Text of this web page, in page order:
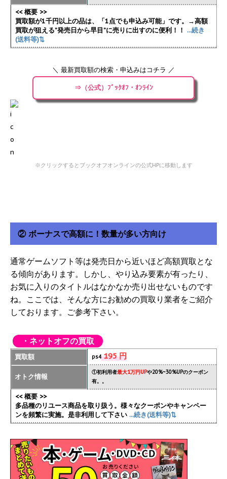
<< 概要 >>
買取額が1千円以上の品は、「1点でも申込み可能」です。→高額
買取が狙える”発売日から早目”に売りに出すのに便利！！ ...続き
(送料等)⇅
＼ 最新買取額の検索・申込みはコチラ ／
⇒（公式）ﾌﾞｯｸｵﾌ・ｵﾝﾗｲﾝ
※クリックするとブックオフオンラインの公式HPに移動します
② ボーナスで高額に！数量が多い方向け
通常ゲームソフト等は発売日から近いほど高額買取とな
る傾向があります。しかし、やり込み要素が有ったり、
お気に入りのタイトルはなかなか売り出せないものです
ね。ここでは、そんな方にお勧めの買取り業者をご紹介
しております。ご参考下さい。
・ネットオフの買取
買取額 ps4195 円
オトク情報
①初利用者最大1万円UPや20%~30%UPのクーポン
有。。
<< 概要 >>
多品種のリユース商品を取り扱う。様々なクーポンやキャンペー
ンを頻繁に実施。是非利用して下さい ...続き(送料等)⇅